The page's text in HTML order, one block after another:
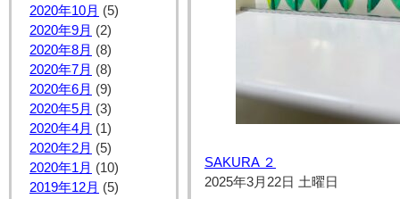
2020年10月 (5)
2020年9月 (2)
2020年8月 (8)
2020年7月 (8)
2020年6月 (9)
2020年5月 (3)
2020年4月 (1)
2020年2月 (5)
2020年1月 (10)
2019年12月 (5)
SAKURA ２
2025年3月22日 土曜日